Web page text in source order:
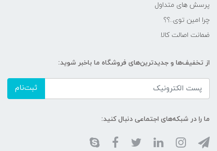
پرسش های متداول
چرا امین توی..؟؟
ضمانت اصالت کالا
از تخفیف‌ها و جدیدترین‌های فروشگاه ما باخبر شوید:
ثبت‌نام
ما را در شبکه‌های اجتماعی دنبال کنید: